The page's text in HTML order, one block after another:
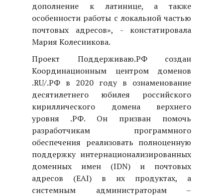
дополнение к латинице, а также
особенности работы с локальной частью
почтовых адресов», - констатировала
Мария Колесникова.
Проект Поддерживаю.РФ создан
Координационным центром доменов
.RU/.РФ в 2020 году в ознаменование
десятилетнего юбилея российского
кириллического домена верхнего
уровня .РФ. Он призван помочь
разработчикам программного
обеспечения реализовать полноценную
поддержку интернационализированных
доменных имен (IDN) и почтовых
адресов (EAI) в их продуктах, а
системным администраторам –